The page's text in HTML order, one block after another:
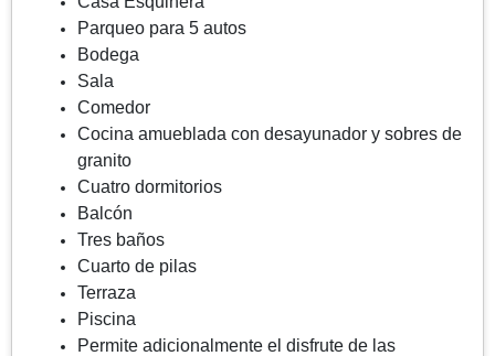
Parqueo para 5 autos
Bodega
Sala
Comedor
Cocina amueblada con desayunador y sobres de
granito
Cuatro dormitorios
Balcón
Tres baños
Cuarto de pilas
Terraza
Piscina
Permite adicionalmente el disfrute de las